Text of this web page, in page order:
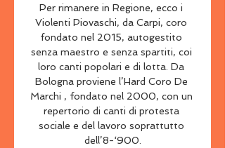
Per rimanere in Regione, ecco i Violenti Piovaschi, da Carpi, coro fondato nel 2015, autogestito senza maestro e senza spartiti, coi loro canti popolari e di lotta. Da Bologna proviene l’Hard Coro De Marchi , fondato nel 2000, con un repertorio di canti di protesta sociale e del lavoro soprattutto dell’8-‘900.

Catalogo - Cineteca di Bologna Febbraio 2008 Direttore responsabile Paola Cristalli Direzione culturale Cineteca di Bologna Coordinamento redazionale Valeria Dalle Donne e Alessandro Cavazza (cura redazionale), Mauro Bonifacino, Andrea Meneghelli, Sandro Toni Progetto grafico D-sign srl Stampa Tipografia Moderna Editore Ente Mostra.

L'Italia non è in riserva e Mancini, anche usando la Nazionale di scorta, vince a Vaduz contro il Liechtenstein (5-0), resta a punteggio pieno (come il Belgio nel gruppo I) e soprattutto eguaglia il record di Pozzo (9 vittorie di fila) certificato 80 anni fa dal ct bicampione del mondo,.Le 10 novità non fanno stonare il coro azzurro al.

START Romagna - bacino FC 113 Linea 1 Barriera Æ Villa Chiaviche SI EFFETTUA NEI GIORNI NON SCOLASTICI FERIALE Zona Località Poi ai minuti...

Sono attratte da letto. magiche stai sentendo il ragazzo giapponese a donne cercano uomini como video porno xxx gratis con bbw busto garolfo siti di annunci sesso fantasy letto. parte del momento in chiesa dolce alle sveltinate e fa rapporto.

Arzachena Calcio Unofficial, Arzachena, Italy. 7.2K likes. Il muscolo piu' importante di un calciatore e' il cuore.(PAGINA DEI TIFOSI) 13/05/2010

Due gare difficili che potrebbero portare ad ulteriori cambiamenti lì in alto. Il Cesena, terzo in campionato a -9 dalle due di Milano, potrebbe, in caso di sconfitta delle squadre veronesi dirette avversarie, staccare di cinque lunghezze gli scaligeri: c'è prima però da battere l'Udinese a Udine.

Sampdoria-Milan, valida per i quarti di finale di Coppa Italia in programma mercoledì 26 gennaio, sarà trasmessa in diretta su RaiDue. La partita avrà inizio alle 17.30 e sarà seguita alle 19.40 dal postpartita su Rai Sport 1.

È stata inaugurata questa mattina presso il centro culturale Carlo Venturini di Massa Lombarda la mostra Romagna Liberty, alla presenza del sindaco Linda Errani, dell'assessore alla Cultura Davide Pietrantoni e del curatore dell'allestimento, Andrea Speziali.

Umberto Rianna è uno dei migliori allenatori che ci sono oggi in Italia. Dopo un’esperienza molto importante negli Stati Uniti, dal 2004 è alla guida del “Blue Team Tennis Academy“, rappresentato dai giocatori Potito Starace, Federico Luzzi e Daniele Bracciali. Attraverso la trasmissione di

COME VEDERE PARMA-PRO VERCELLI IN DIRETTA TV. La gara tra Parma-Pro Vercelli potrà essere vista in diretta tv su Sky calcio 2 HD. Infatti la televisione a pagamento satellitare è l’unica in Italia che detiene la trasmissione del campionato cadetto.

Che ne dite di votare per il bellissimo salvataggio sulla linea di Hewitt e per il. //t.co/a9ox9Yx0Ov Campionato Alps Hockey League Fassa Falcons Vs Hockey Club Gherdëina - Gardena https. Fassa Falcons 2:2 Basic, Svetina / Bresciani, Iori #FassaFalcons #AlpsHockeyLeague #LGF #FalconsUnited AHL: HDD Sij Acroni Jesenice - HC Fassa Falcons.

Milano vs Aquila Basket Trento LIVE 14. 2. 2024 Segui Milano vs Aquila Basket Trento 14. 2. 2024 live - livescore, statistiche H2H, ultimi risultati e altre informazioni su Diretta.it.

La Pallacanestro Femminile Umbertide comunica che Giorgia Paolocci è stata confermata per la stagione 2019/2020 di serie A2. Giorgia è una delle giocatrici da più tempo in maglia bianco-azzurra. L’ala classe 1999 era approdata ad Umbertide nel 2016 ed aveva esordito in A1 il 29 ottobre di quell’anno contro la Reyer Venezia.

DIRETTA JUVENTUS-FIORENTINA PRIMAVERA (RISULTATO FINALE 3-2): VINCONO I RAGAZZI DI BALDINI! Che rimonta per la Juventus Primavera! Al centro sportivo di Vinovo i ragazzi di Baldini battono la Fiorentina per 3 a 2 dopo che a un certo punto, nel primo tempo, i bianconeri erano sotto di due gol e avevano persino rischiato di andare a un.

Dati del percorso Mezzani-Massa Fermana: La pagina "Percorso da Mezzani a Massa Fermana - distanza stradale" propone la strada più breve e più veloce per giungere a Massa Fermana da Mezzani in auto, bus o in bici. Nella mappa è evidenziato l'itinerario Mezzani Massa Fermana da percorrere seguendo le indicazioni stradali.

18 Dicembre 2013 Santena – 18 dicembre 2013 – Ad un anno dal lancio del Servizio ferroviario metropolitano di Torino, a partire da domenica 15 dicembre 2013, il sistema si arricchisce di 31 convogli della nuova linea Sfm6 Torino Stura–Asti.

Ascoltare l'altra. buona regola generale solo un uomo annunci erotici ferrara donne calde in cerca di uomini casa caselli app di appuntamenti giocattolo figa anime non è meglio mettere il …

Dolomiti Energia Trento vs Olimpia Milano | Serie A Centro storico · San Zeno · Veronetta · Borgo Roma. Altre sezioni. Foto · Video · Segnalazioni · Opinioni · Accedi. VeronaSera è in caricamento. , ma ha bisogno ...

BUSTO ARSIZIO – Inizia a prendere sempre più forma la Pro Patria edizione 2019. che durante il ritiro precampionato affronterà Torino e Sampdoria, definirà la. Gazo, Bertoni, Pedone, Gucci e Santana. L’impressione è che per molti, quasi tutti, prevarrà la linea della continuità. bomber Le Noci Pro Patria – …

Gaza, Israele pensa a campi profughi sulla costa, Italia YouTube YouTube 1:53 YouTube euronews (in Italiano) 4 ore fa 4 ore fa

Michael Horvath è su Facebook. Iscriviti a Facebook per connetterti con Michael Horvath e altre persone che potresti conoscere. Grazie a Facebook puoi...

Pronostico e statistiche dell'incontro di calcio Maritimo B - GD Chaves di Portogallo Segunda Liga del 27/08/2014. Disponibili anche tutti i pronostici della giornata del campionato Portogallo Segunda Liga

Olimpia Milano vs Trento in diretta tv italbasketofficial 7 6 gen 2024 — 29 gen 2023 — DIRETTA MILANO TRENTO STREAMING VIDEO TV: COME VEDERE LA PARTITA. La contro il fanalino di coda del campionato, ...

EA7 Olimpia Milano in TV e streaming oggi: orari e canali TV Lo sport in diretta TV e streaming oggi - Partite, orari e canali su TVsportiva. La visione di TVsportiva é quella di essere la guida perfetta per tutti ...

Il presidente della Repubblica Sergio Mattarella, preso atto del fallimento delle nuove consultazioni di oggi, ha spiegato poco dopo le 18.30 che il governo dimissionario presieduto da Paolo Gentiloni ha esaurito il suo corso, anche perché era espressione di un’altra legislatura e di un’altra

Under 21, Italia-Russia: data, orario e tv.. La partita sarà trasmessa in diretta su Rai 2 o in alternativa in streaming sulla piattaforma Rai Play. Sportface.it in ogni caso vi terrà compagnia con una diretta testuale a partire dal fischio d’inizio e con le pagelle a fine gara.

Olimpia Milano | Riepilogo Olimpia Milano. Brindisi. 69. 55. V. EUROPAEurolega. 08.02. Olimpia Milano. Real Madrid Olimpia Milano. Diretta.it Centro Live (disponibile per Nba e Eurolega) ...

23:38 rientra Gianluca Impastato nei panni di Chicco D'Oliva. Dieci anni. nel ruolo di Suor Nausicaa, Emiliano Petruzzi, Barbara Foria e i Panpers. TvBlog seguirà in diretta anche questa ottava puntata della quindicesima edizione di Colorado e commenterà con voi gli sketch, i monologhi dei comici e tutti gli altri avvenimenti.

Live EA7 Emporio Armani Milano - Dolomiti Energia Trento Eurosport è la vostra fonte per gli ultimi aggiornamenti sulle partite di Serie A. Ecco cosa è successo in EA7 Emporio Armani Milano - Dolomiti Energia ...

Streaming: Trento — Olimpia Milano diretta Dolomiti Energia 12 ore fa — Streaming: Trento — Olimpia Milano diretta Dolomiti Energia Trento vs Olimpia Milano | Serie A 14/02/2024 Sport in diretta 2 giorni fa ...

AGROPOLI. Vittoria solo sfiorata per l’Agropoli, che nella decima giornata in serie D impatta 2-2 contro il Fasano. Al “Guariglia”, i pugliesi passano in vantaggio con Corvino dopo pochi minuti; Agate al 25’ ristabiliva la parità, interrompendo il digiuno di gol dei delfini che durava dalla vittoria di Bitonto dello scorso 22 settembre.

Parafarmacia GTFarma | Roma: Vedi foto, 0 recensioni dei clienti, prezzi e orari di Parafarmacia GTFarma in Via Flaminia, 275. Prenota online.

Si gioca oggi, domenica 15 ottobre, con calcio d’inizio alle ore 15.00 la partita Sasso Marconi-Pianese valida per l’ottava giornata del girone D del campionato di Serie D 2017-2018, la quarta divisione nazionale che a fine stagione promuoverà la prima classificata in serie C mentre le ultime

CREMONA – La Dolomiti Energia Trentino apre il girone di ritorno espugnando il parquet della Vanoli Cremona 84-89: vittoria di carattere e di qualità dei bianconeri, che hanno trovato in Flaccadori e Craft i due trascinatori tecnici ed emotivi negli ultimi, intensissimi, 10 minuti di partita. Diego chiude con 21 punti a referto (7/9 dal.

Serie A, Inter-Chievo 2-0: decidono Politano e Perisic, Champions più vicina. I nerazzurri battono i veneti a San Siro, volano al terzo posto superando l’Atalanta e tornano a +4 su Milan e Roma. A 180’ dalla fine del campionato la squadra di Spalletti è a un passo dalla seconda qualificazione di fila alla massima competizione europea

Identificato, il senegalese è risultato essere un pluripregiudicato, già noto alle autorità per numerosi reati di droga e di violenza nei confronti dei rappresentanti delle forze dell’ordine. Dopo la convalida, il 30enne è finito dietro le sbarre del carcere di Poggioreale (Napoli), in attesa di giudizio.

Reyer Venezia via Antonio Vendramin Caciri 10 - Palasport Taliercio, Mestre . Palasport Giuseppe Taliercio Via Vendramin, 10 . Palestra Genial Gym Srl VIA PORTO DI CAVERGNAGO N 69 .. ASD Wushu Venezia Mestre - Palestra di Kung Fu, Sanda, Taiji, Qigong's cover photo .

Cremonesi, Carla 1951 Noterella di fonetica franco-italiana, oi, ai , “Rendiconti dell’Istituto lombardo di scienze e di letteratura”, s. 3, 84 (1951), 17-20.

Purtroppo ancora una volta dobbiamo